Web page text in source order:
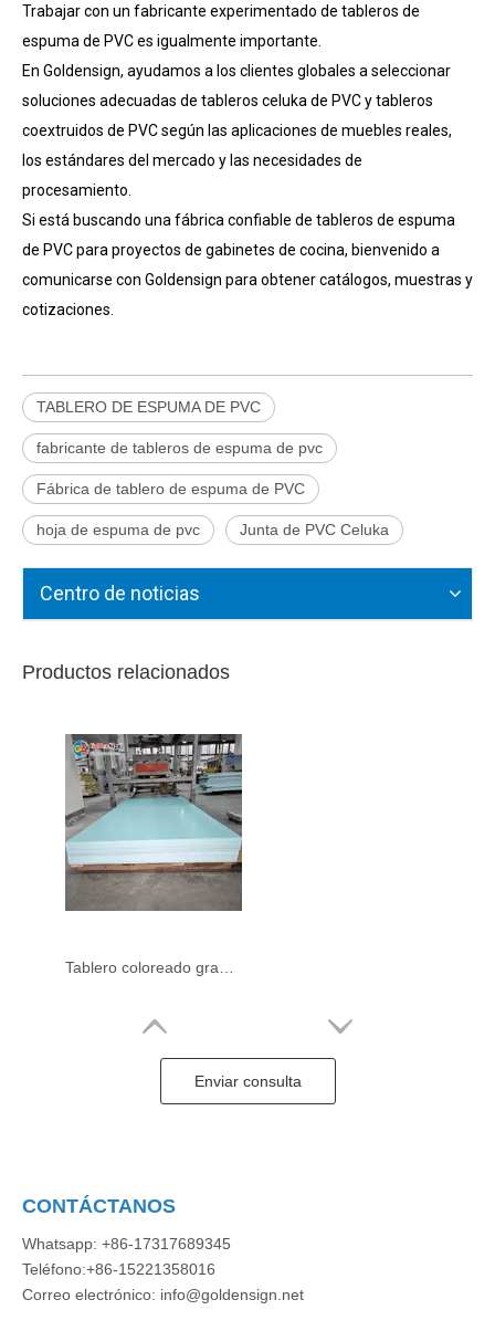
Trabajar con un fabricante experimentado de tableros de
espuma de PVC es igualmente importante.
En Goldensign, ayudamos a los clientes globales a seleccionar
soluciones adecuadas de tableros celuka de PVC y tableros
coextruidos de PVC según las aplicaciones de muebles reales,
los estándares del mercado y las necesidades de
procesamiento.
Si está buscando una fábrica confiable de tableros de espuma
de PVC para proyectos de gabinetes de cocina, bienvenido a
comunicarse con Goldensign para obtener catálogos, muestras y
cotizaciones.
TABLERO DE ESPUMA DE PVC
fabricante de tableros de espuma de pvc
Fábrica de tablero de espuma de PVC
hoja de espuma de pvc Junta de PVC Celuka
Centro de noticias
Productos relacionados
Enviar consulta
CONTÁCTANOS
Whatsapp: +86-17317689345
Teléfono:+86-15221358016
Correo electrónico: info@goldensign.net